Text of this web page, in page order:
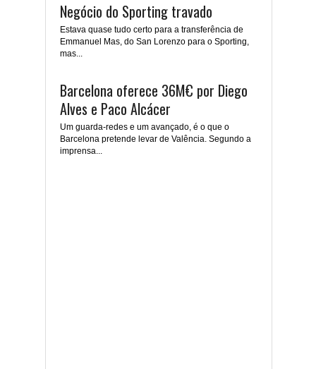
Negócio do Sporting travado
Estava quase tudo certo para a transferência de
Emmanuel Mas, do San Lorenzo para o Sporting,
mas...
Barcelona oferece 36M€ por Diego
Alves e Paco Alcácer
Um guarda-redes e um avançado, é o que o
Barcelona pretende levar de Valência. Segundo a
imprensa...